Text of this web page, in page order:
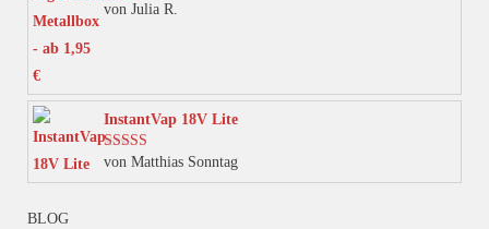
werden
Bewertet mit
von Julia R.
InstantVap 18V Lite
Bewertet mit
5von 5
von Matthias Sonntag
BLOG